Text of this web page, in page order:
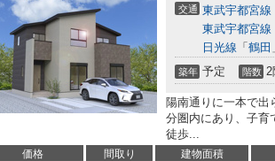
交通 東武宇都宮線
東武宇都宮線
日光線 「 鶴田
築年 予定 階数 2
陽南通りに一本で出
分圏内にあり、子育
徒歩...
価格 間取り 建物面積